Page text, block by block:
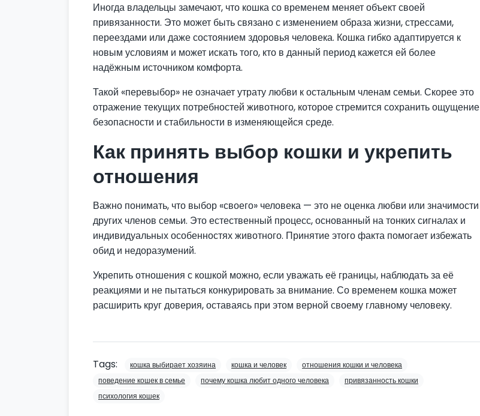
Иногда владельцы замечают, что кошка со временем меняет объект своей
привязанности. Это может быть связано с изменением образа жизни, стрессами,
переездами или даже состоянием здоровья человека. Кошка гибко адаптируется к
новым условиям и может искать того, кто в данный период кажется ей более
надёжным источником комфорта.
Такой «перевыбор» не означает утрату любви к остальным членам семьи. Скорее это
отражение текущих потребностей животного, которое стремится сохранить ощущение
безопасности и стабильности в изменяющейся среде.
Как принять выбор кошки и укрепить
отношения
Важно понимать, что выбор «своего» человека — это не оценка любви или значимости
других членов семьи. Это естественный процесс, основанный на тонких сигналах и
индивидуальных особенностях животного. Принятие этого факта помогает избежать
обид и недоразумений.
Укрепить отношения с кошкой можно, если уважать её границы, наблюдать за её
реакциями и не пытаться конкурировать за внимание. Со временем кошка может
расширить круг доверия, оставаясь при этом верной своему главному человеку.
Tags: кошка выбирает хозяина кошка и человек
отношения кошки и человека
поведение кошек в семье
почему кошка любит одного человека
привязанность кошки
психология кошек